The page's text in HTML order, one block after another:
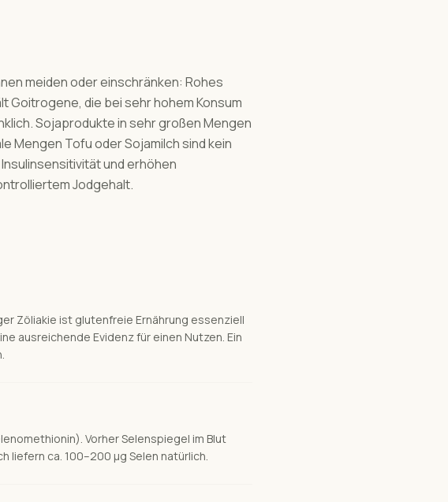
meiden oder einschränken: Rohes
Goitrogene, die bei sehr hohem Konsum
Sojaprodukte in sehr großen Mengen
Mengen Tofu oder Sojamilch sind kein
und erhöhen
Jodgehalt.
Zöliakie ist glutenfreie Ernährung essenziell
ausreichende Evidenz für einen Nutzen. Ein
Vorher Selenspiegel im Blut
liefern ca. 100–200 µg Selen natürlich.